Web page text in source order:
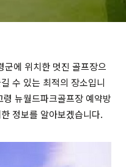
군에 위치한 멋진 골프장으
수 있는 최적의 장소입니
뉴월드파크골프장 예약방
정보를 알아보겠습니다.